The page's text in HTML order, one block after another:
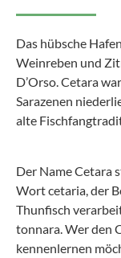
Das hübsche
Weinreben und
D’Orso. Cetara
Sarazenen
alte
Der Name Cetara
Wort cetaria, der
Thunfisch
tonnara. Wer den
kennenlernen